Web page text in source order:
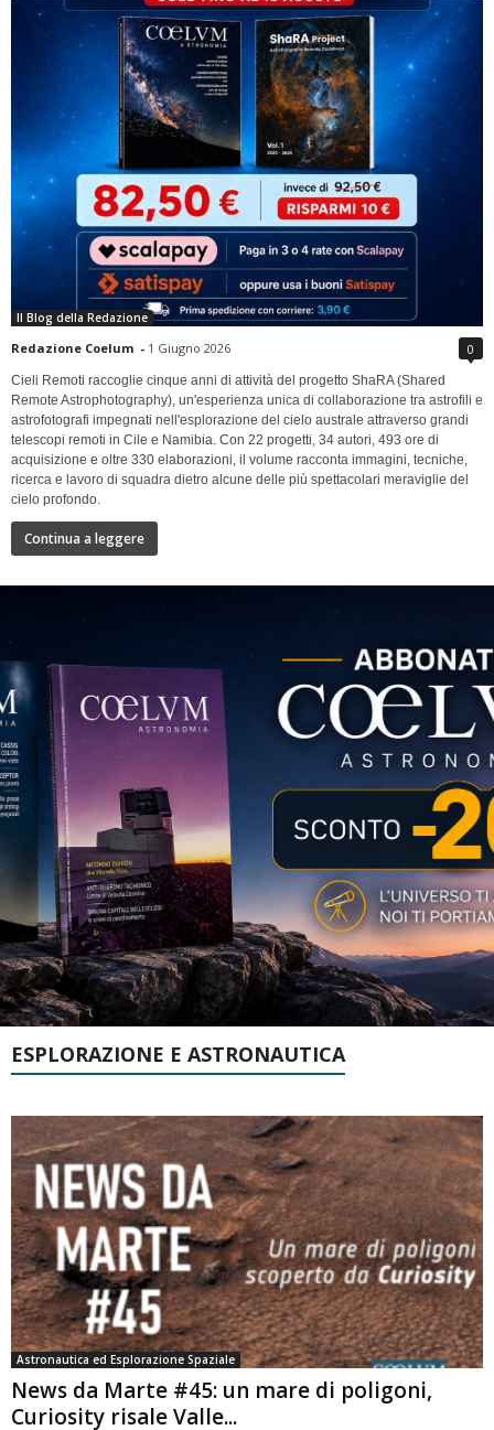
Il Blog della Redazione
Redazione Coelum - 1 Giugno 2026 0
Cieli Remoti raccoglie cinque anni di attività del progetto ShaRA (Shared
Remote Astrophotography), un'esperienza unica di collaborazione tra astrofili e
astrofotografi impegnati nell'esplorazione del cielo australe attraverso grandi
telescopi remoti in Cile e Namibia. Con 22 progetti, 34 autori, 493 ore di
acquisizione e oltre 330 elaborazioni, il volume racconta immagini, tecniche,
ricerca e lavoro di squadra dietro alcune delle più spettacolari meraviglie del
cielo profondo.
Continua a leggere
ESPLORAZIONE E ASTRONAUTICA
Astronautica ed Esplorazione Spaziale
News da Marte #45: un mare di poligoni,
Curiosity risale Valle...